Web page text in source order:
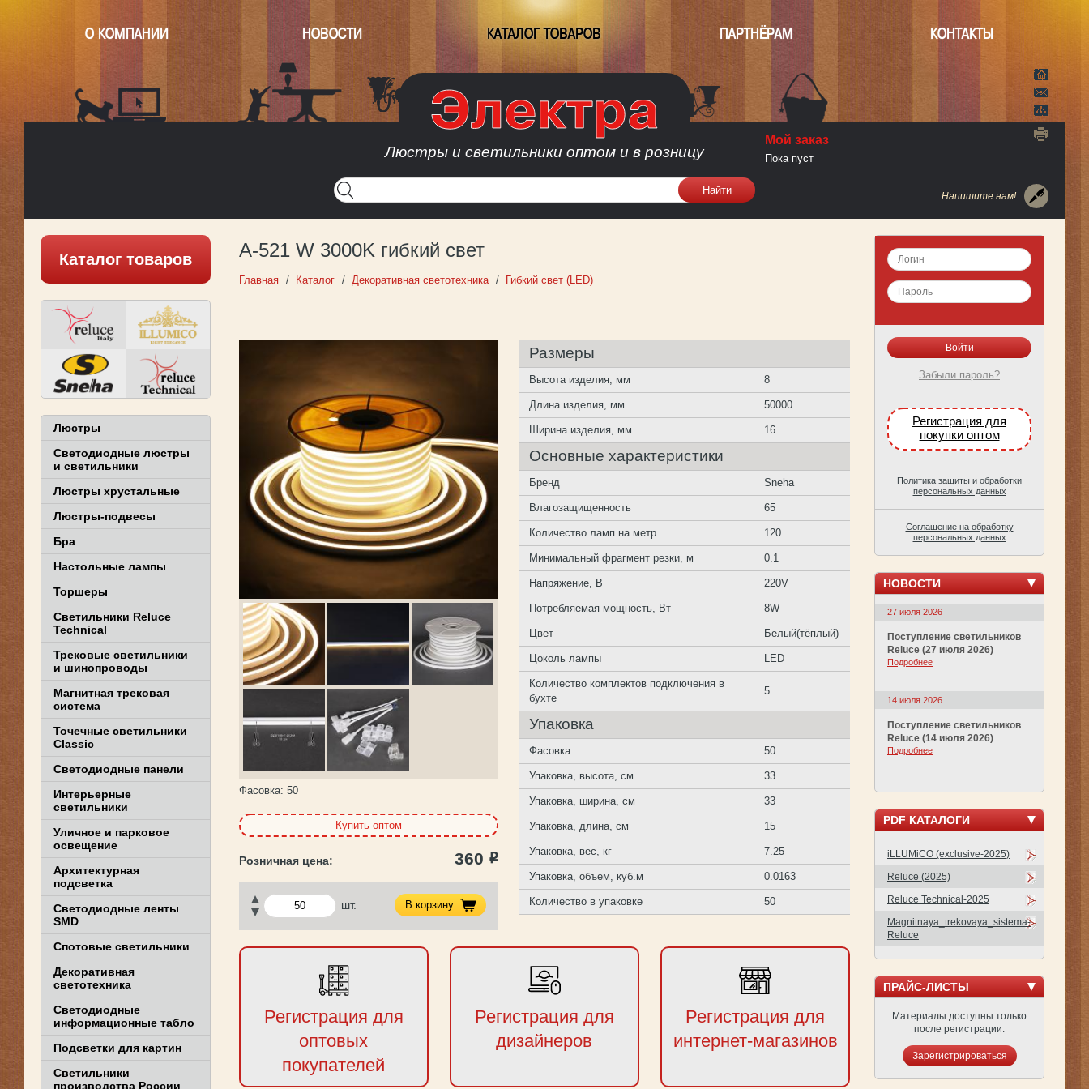
О КОМПАНИИ НОВОСТИ КАТАЛОГ ТОВАРОВ ПАРТНЁРАМ КОНТАКТЫ
Люстры и светильники оптом и в розницу
Написать нам
Карта
Напишите нам!
Мой заказ
Пока пуст
A-521 W 3000K гибкий свет
Главная Каталог Декоративная светотехника Гибкий свет (LED)
Фасовка: 50
Купить оптом
360 Р
шт. В корзину
Размеры
Высота изделия, мм 8
Длина изделия, мм 50000
Ширина изделия, мм 16
Основные характеристики
Бренд Sneha
Влагозащищенность 65
Количество ламп на метр 120
Минимальный фрагмент резки, м 0.1
Напряжение, В 220V
Потребляемая мощность, Вт 8W
Цвет Белый(тёплый)
Цоколь лампы LED
Количество комплектов подключения в
бухте
5
Упаковка
Фасовка 50
Упаковка, высота, см 33
Упаковка, ширина, см 33
Упаковка, длина, см 15
Упаковка, вес, кг 7.25
Упаковка, объем, куб.м 0.0163
Количество в упаковке 50
Регистрация для
оптовых
покупателей
Регистрация для
дизайнеров
Регистрация для
интернет-магазинов
Каталог товаров
Люстры
Светодиодные люстры
и светильники
Люстры хрустальные
Люстры-подвесы
Бра
Настольные лампы
Торшеры
Светильники Reluce
Technical
Трековые светильники
и шинопроводы
Магнитная трековая
система
Точечные светильники
Classic
Светодиодные панели
Интерьерные
светильники
Уличное и парковое
освещение
Архитектурная
подсветка
Светодиодные ленты
SMD
Спотовые светильники
Декоративная
светотехника
Светодиодные
информационные табло
Подсветки для картин
Светильники
производства России
Забыли пароль?
Регистрация для
покупки оптом
Политика защиты и обработки
персональных данных
Соглашение на обработку
персональных данных
НОВОСТИ
27 июля 2026
Поступление светильников
Reluce (27 июля 2026)
Подробнее
14 июля 2026
Поступление светильников
Reluce (14 июля 2026)
Подробнее
PDF КАТАЛОГИ
iLLUMiCO (exclusive-2025)
Reluce (2025)
Reluce Technical-2025
Magnitnaya_trekovaya_sistema-
Reluce
ПРАЙС-ЛИСТЫ
Материалы доступны только
после регистрации.
Зарегистрироваться